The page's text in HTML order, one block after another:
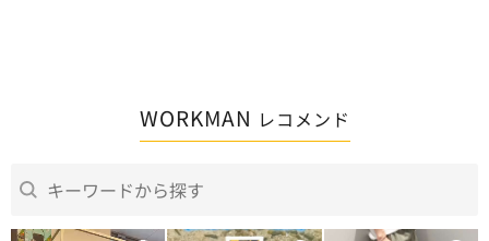
WORKMAN レコメンド